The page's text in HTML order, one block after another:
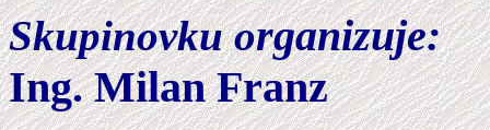
Skupinovku organizuje:
Ing. Milan Franz